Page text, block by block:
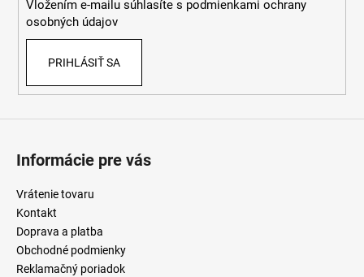
Vložením e-mailu súhlasíte s podmienkami ochrany
osobných údajov
PRIHLÁSIŤ SA
Informácie pre vás
Vrátenie tovaru
Kontakt
Doprava a platba
Obchodné podmienky
Reklamačný poriadok